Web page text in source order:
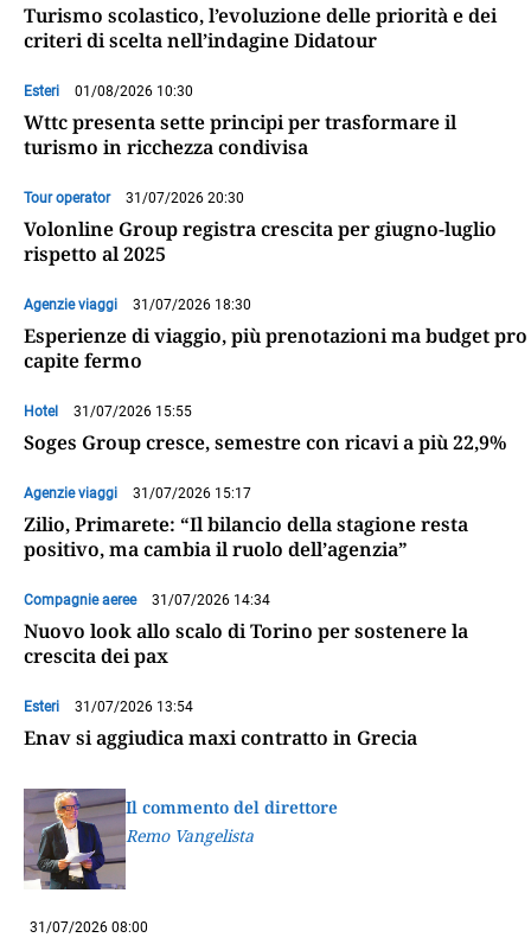
Turismo scolastico, l’evoluzione delle priorità e dei
criteri di scelta nell’indagine Didatour
Esteri 01/08/2026 10:30
Wttc presenta sette principi per trasformare il
turismo in ricchezza condivisa
Tour operator 31/07/2026 20:30
Volonline Group registra crescita per giugno-luglio
rispetto al 2025
Agenzie viaggi 31/07/2026 18:30
Esperienze di viaggio, più prenotazioni ma budget pro
capite fermo
Hotel 31/07/2026 15:55
Soges Group cresce, semestre con ricavi a più 22,9%
Agenzie viaggi 31/07/2026 15:17
Zilio, Primarete: “Il bilancio della stagione resta
positivo, ma cambia il ruolo dell’agenzia”
Compagnie aeree 31/07/2026 14:34
Nuovo look allo scalo di Torino per sostenere la
crescita dei pax
Esteri 31/07/2026 13:54
Enav si aggiudica maxi contratto in Grecia
Il commento del direttore
Remo Vangelista
31/07/2026 08:00